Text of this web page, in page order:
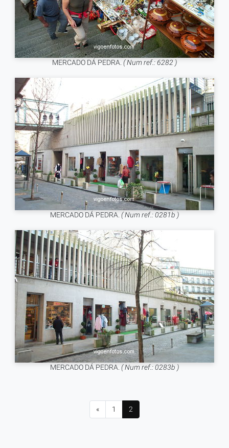
MERCADO DÁ PEDRA. ( Num ref.: 6282 )
MERCADO DÁ PEDRA. ( Num ref.: 0281b )
MERCADO DÁ PEDRA. ( Num ref.: 0283b )
« 1 2